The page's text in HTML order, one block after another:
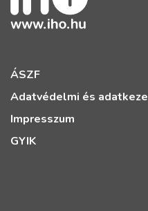
ÁSZF
Adatvédelmi és
Impresszum
GYIK